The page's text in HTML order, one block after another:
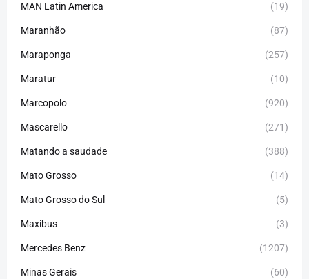
MAN Latin America (19)
Maranhão (87)
Maraponga (257)
Maratur (10)
Marcopolo (920)
Mascarello (271)
Matando a saudade (388)
Mato Grosso (14)
Mato Grosso do Sul (5)
Maxibus (3)
Mercedes Benz (1207)
Minas Gerais (60)